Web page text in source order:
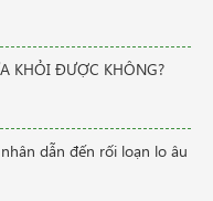
KHỎI ĐƯỢC KHÔNG?
dẫn đến rối loạn lo âu